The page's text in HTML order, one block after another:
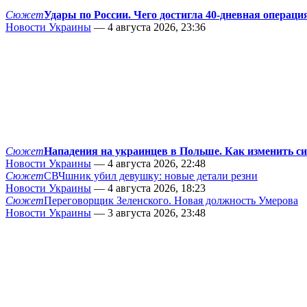
СюжетУдары по России. Чего достигла 40-дневная
Новости Украины — 4 августа 2026, 23:36
СюжетНападения на украинцев в Польше. Как изменить
Новости Украины — 4 августа 2026, 22:48
СюжетСВЧшник убил девушку: новые детали резни
Новости Украины — 4 августа 2026, 18:23
СюжетПереговорщик Зеленского. Новая должность Умерова
Новости Украины — 3 августа 2026, 23:48